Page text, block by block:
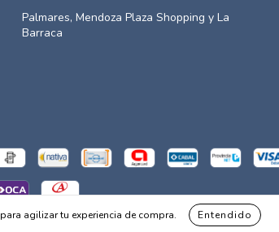
para agilizar tu experiencia de compra. Entendido
Palmares, Mendoza Plaza Shopping y La
Barraca